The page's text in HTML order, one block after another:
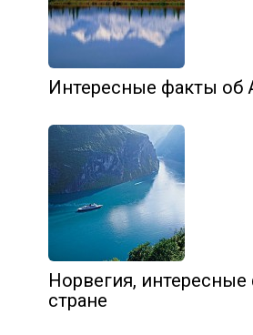
Интересные факты об
Норвегия,
стране